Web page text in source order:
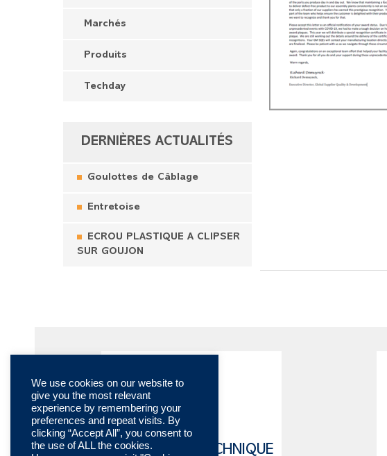
Marchés
Produits
Techday
DERNIÈRES ACTUALITÉS
Goulottes de Câblage
Entretoise
ECROU PLASTIQUE A CLIPSER
SUR GOUJON
CATALOGUE TECHNIQUE
We use cookies on our website to
give you the most relevant
experience by remembering your
preferences and repeat visits. By
clicking “Accept All”, you consent to
the use of ALL the cookies.